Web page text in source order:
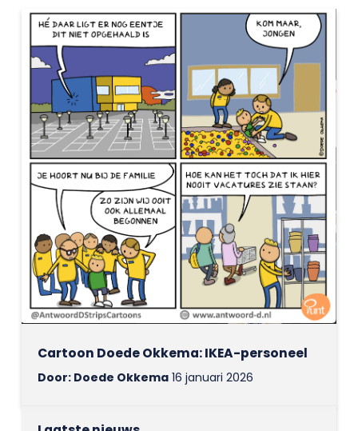
Cartoon Doede Okkema: IKEA-personeel
Door: Doede Okkema16 januari 2026